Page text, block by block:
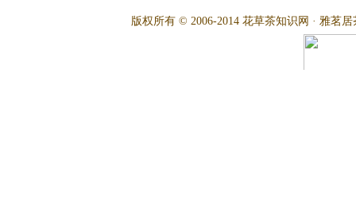
版权所有 © 2006-2014 花草茶知识网 · 雅茗